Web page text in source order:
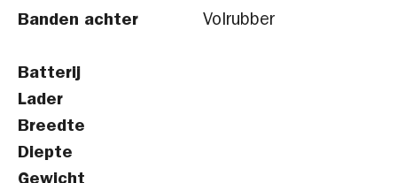
Banden achter
Volrubber
Batterij
Lader
Breedte
Diepte